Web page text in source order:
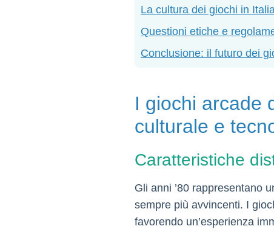
La cultura dei giochi in
Questioni etiche e
Conclusione: il futuro dei
I giochi arcade
culturale e
Caratteristiche
Gli anni ’80 rappresentano
sempre più avvincenti. I
favorendo un’esperienza